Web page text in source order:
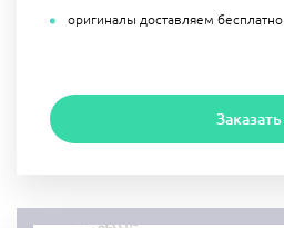
оригиналы доставляем бесплатно
Заказать